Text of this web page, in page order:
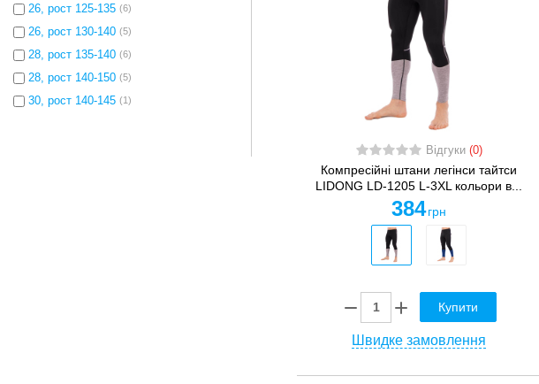
26, рост 125-135 (6)
26, рост 130-140 (5)
28, рост 135-140 (6)
28, рост 140-150 (5)
30, рост 140-145 (1)
Відгуки (0)
Компресійні штани легінси тайтси
LIDONG LD-1205 L-3XL кольори в...
384 грн
Купити
Швидке замовлення